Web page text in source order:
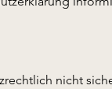
nicht